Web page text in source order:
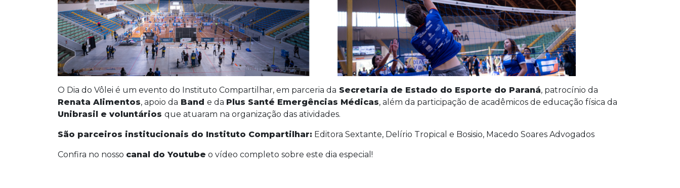
O Dia do Vôlei é um evento do Instituto Compartilhar, em parceria da Secretaria de Estado do Esporte do Paraná, patrocínio da
Renata Alimentos, apoio da Band e da Plus Santé Emergências Médicas, além da participação de acadêmicos de educação física da
Unibrasil e voluntários que atuaram na organização das atividades.
São parceiros institucionais do Instituto Compartilhar: Editora Sextante, Delírio Tropical e Bosisio, Macedo Soares Advogados
Confira no nosso canal do Youtube o vídeo completo sobre este dia especial!